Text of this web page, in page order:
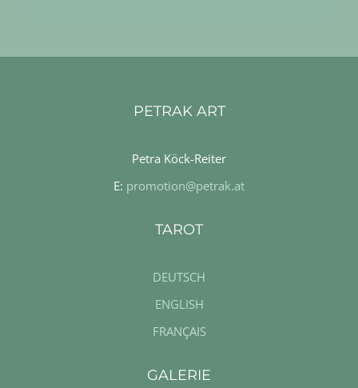
PETRAK ART
Petra Köck-Reiter
E: promotion@petrak.at
TAROT
DEUTSCH
ENGLISH
FRANÇAIS
GALERIE